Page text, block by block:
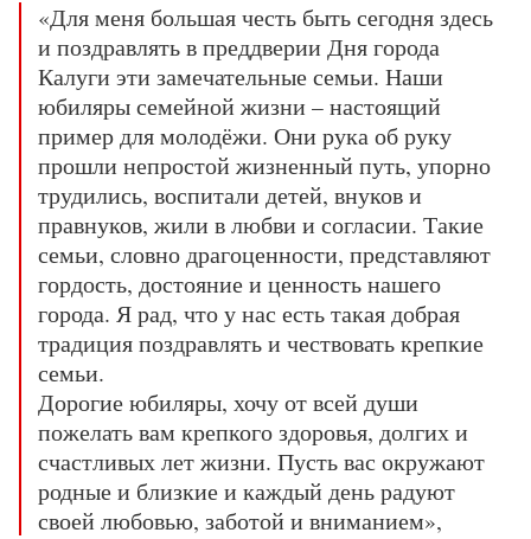
«Для меня большая честь быть сегодня здесь
и поздравлять в преддверии Дня города
Калуги эти замечательные семьи. Наши
юбиляры семейной жизни – настоящий
пример для молодёжи. Они рука об руку
прошли непростой жизненный путь, упорно
трудились, воспитали детей, внуков и
правнуков, жили в любви и согласии. Такие
семьи, словно драгоценности, представляют
гордость, достояние и ценность нашего
города. Я рад, что у нас есть такая добрая
традиция поздравлять и чествовать крепкие
семьи.
Дорогие юбиляры, хочу от всей души
пожелать вам крепкого здоровья, долгих и
счастливых лет жизни. Пусть вас окружают
родные и близкие и каждый день радуют
своей любовью, заботой и вниманием»,